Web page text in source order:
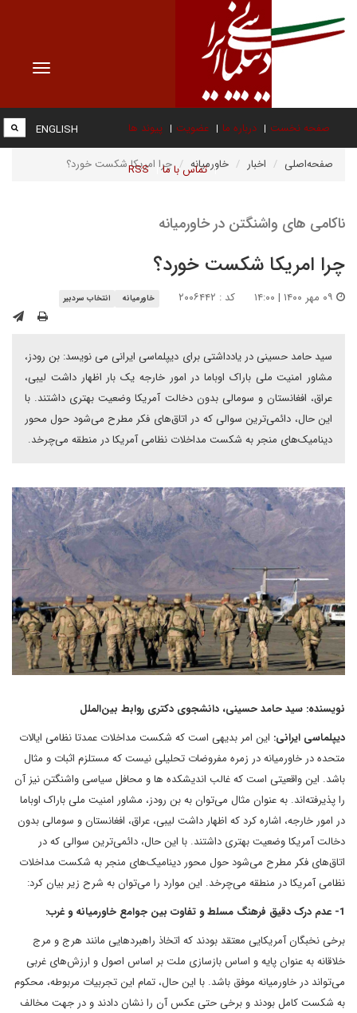
Toggle
صفحه نخست درباره ما عضویت پیوند ها
تماس با ما RSS
ENGLISH
صفحه‌اصلی اخبار خاورمیانه چرا امریکا شکست خورد؟
ناکامی های واشنگتن در خاورمیانه
چرا امریکا شکست خورد؟
کد : ۲۰۰۶۴۴۲ خاورمیانه انتخاب سردبیر
سید حامد حسینی در یادداشتی برای دیپلماسی ایرانی می نویسد: بن رودز،
مشاور امنیت ملی باراک اوباما در امور خارجه یک بار اظهار داشت لیبی،
عراق، افغانستان و سومالی بدون دخالت آمریکا وضعیت بهتری داشتند. با
این حال، دائمی‌ترین سوالی که در اتاق‌های فکر مطرح می‌شود حول محور
دینامیک‌های منجر به شکست مداخلات نظامی آمریکا در منطقه می‌چرخد.
نویسنده: سید حامد حسینی، دانشجوی دکتری روابط بین‌الملل
دیپلماسی ایرانی: این امر بدیهی است که شکست مداخلات عمدتا نظامی ایالات
متحده در خاورمیانه در زمره مفروضات تحلیلی نیست که مستلزم اثبات و مثال
باشد. این واقعیتی است که غالب اندیشکده ها و محافل سیاسی واشنگتن نیز آن
را پذیرفته‌اند. به عنوان مثال می‌توان به بن رودز، مشاور امنیت ملی باراک اوباما
در امور خارجه، اشاره کرد که اظهار داشت لیبی، عراق، افغانستان و سومالی بدون
دخالت آمریکا وضعیت بهتری داشتند. با این حال، دائمی‌ترین سوالی که در
اتاق‌های فکر مطرح می‌شود حول محور دینامیک‌های منجر به شکست مداخلات
نظامی آمریکا در منطقه می‌چرخد. این موارد را می‌توان به شرح زیر بیان کرد:
1- عدم درک دقیق فرهنگ مسلط و تفاوت بین جوامع خاورمیانه و غرب:
برخی نخبگان آمریکایی معتقد بودند که اتخاذ راهبردهایی مانند هرج و مرج
خلاقانه به عنوان پایه و اساس بازسازی ملت بر اساس اصول و ارزش‌های غربی
می‌تواند در خاورمیانه موفق باشد. با این حال، تمام این تجربیات مربوطه، محکوم
به شکست کامل بودند و برخی حتی عکس آن را نشان دادند و در جهت مخالف